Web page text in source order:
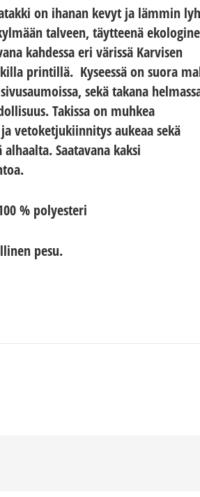
on ihanan kevyt ja lämmin
talveen, täytteenä
kahdessa eri värissä Karvisen
printillä. Kyseessä on suora
sekä takana
Takissa on muhkea
vetoketjukiinnitys aukeaa sekä
Saatavana kaksi
% polyesteri
pesu.